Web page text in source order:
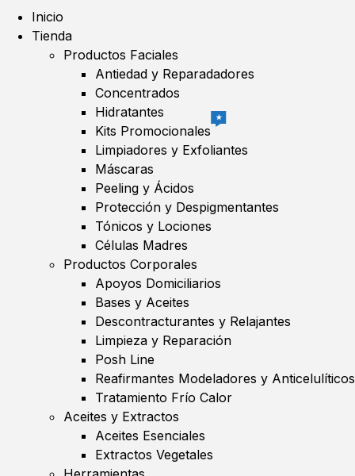
Inicio
Tienda
Productos Faciales
Antiedad y Reparadadores
Concentrados
Hidratantes
Kits Promocionales
★
Limpiadores y Exfoliantes
Máscaras
Peeling y Ácidos
Protección y Despigmentantes
Tónicos y Lociones
Células Madres
Productos Corporales
Apoyos Domiciliarios
Bases y Aceites
Descontracturantes y Relajantes
Limpieza y Reparación
Posh Line
Reafirmantes Modeladores y Anticelulíticos
Tratamiento Frío Calor
Aceites y Extractos
Aceites Esenciales
Extractos Vegetales